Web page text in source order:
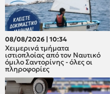
08/08/2026 | 10:34
Χειμερινά τμήματα
ιστιοπλοίας από τον Ναυτικό
όμιλο Σαντορίνης - όλες οι
πληροφορίες